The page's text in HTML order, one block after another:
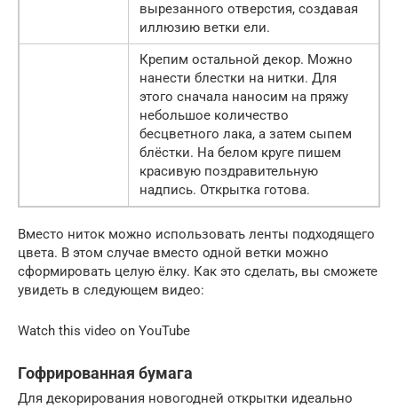
вырезанного отверстия, создавая
иллюзию ветки ели.
Крепим остальной декор. Можно
нанести блестки на нитки. Для
этого сначала наносим на пряжу
небольшое количество
бесцветного лака, а затем сыпем
блёстки. На белом круге пишем
красивую поздравительную
надпись. Открытка готова.
Вместо ниток можно использовать ленты подходящего
цвета. В этом случае вместо одной ветки можно
сформировать целую ёлку. Как это сделать, вы сможете
увидеть в следующем видео:
Watch this video on YouTube
Гофрированная бумага
Для декорирования новогодней открытки идеально